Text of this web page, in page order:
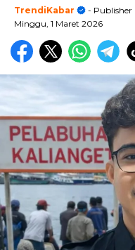
TrendiKabar
- Publisher
Minggu, 1 Maret 2026